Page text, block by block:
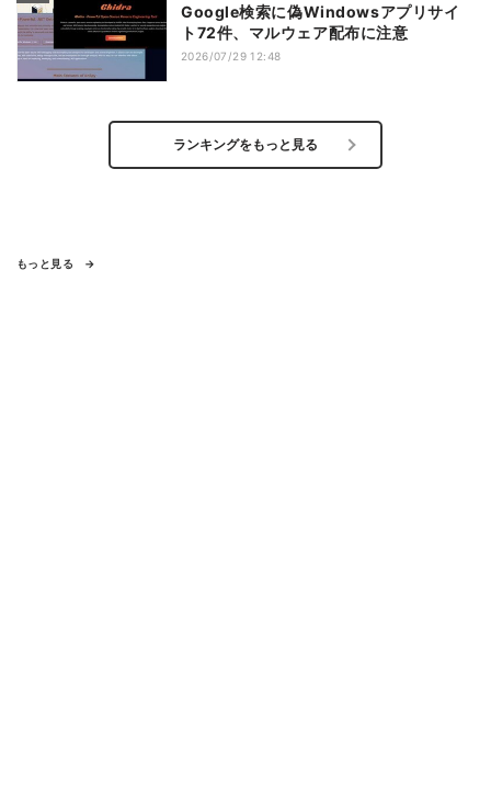
Google検索に偽Windowsアプリサイ
ト72件、マルウェア配布に注意
2026/07/29 12:48
ランキングをもっと見る
もっと見る